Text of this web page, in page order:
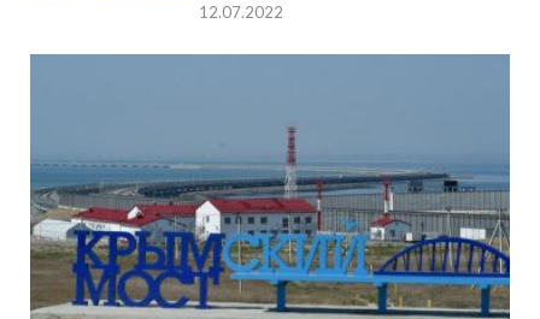
12.07.2022